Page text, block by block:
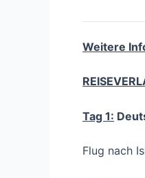
Weitere
Tag 1:
Flug nach